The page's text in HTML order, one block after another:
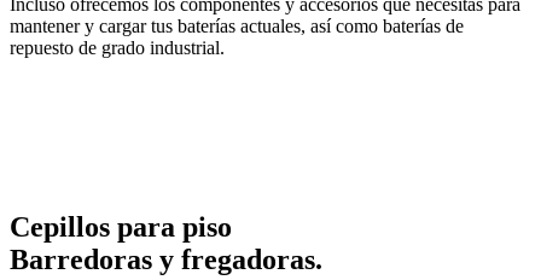
Incluso ofrecemos los componentes y accesorios que necesitas para
mantener y cargar tus baterías actuales, así como baterías de
repuesto de grado industrial.
Cepillos para piso
Barredoras y fregadoras.